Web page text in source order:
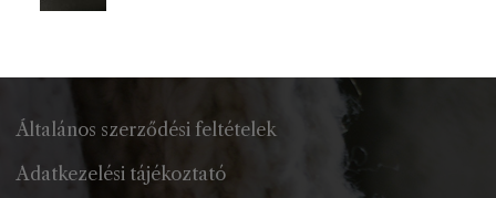
Általános szerződési feltételek
Adatkezelési tájékoztató